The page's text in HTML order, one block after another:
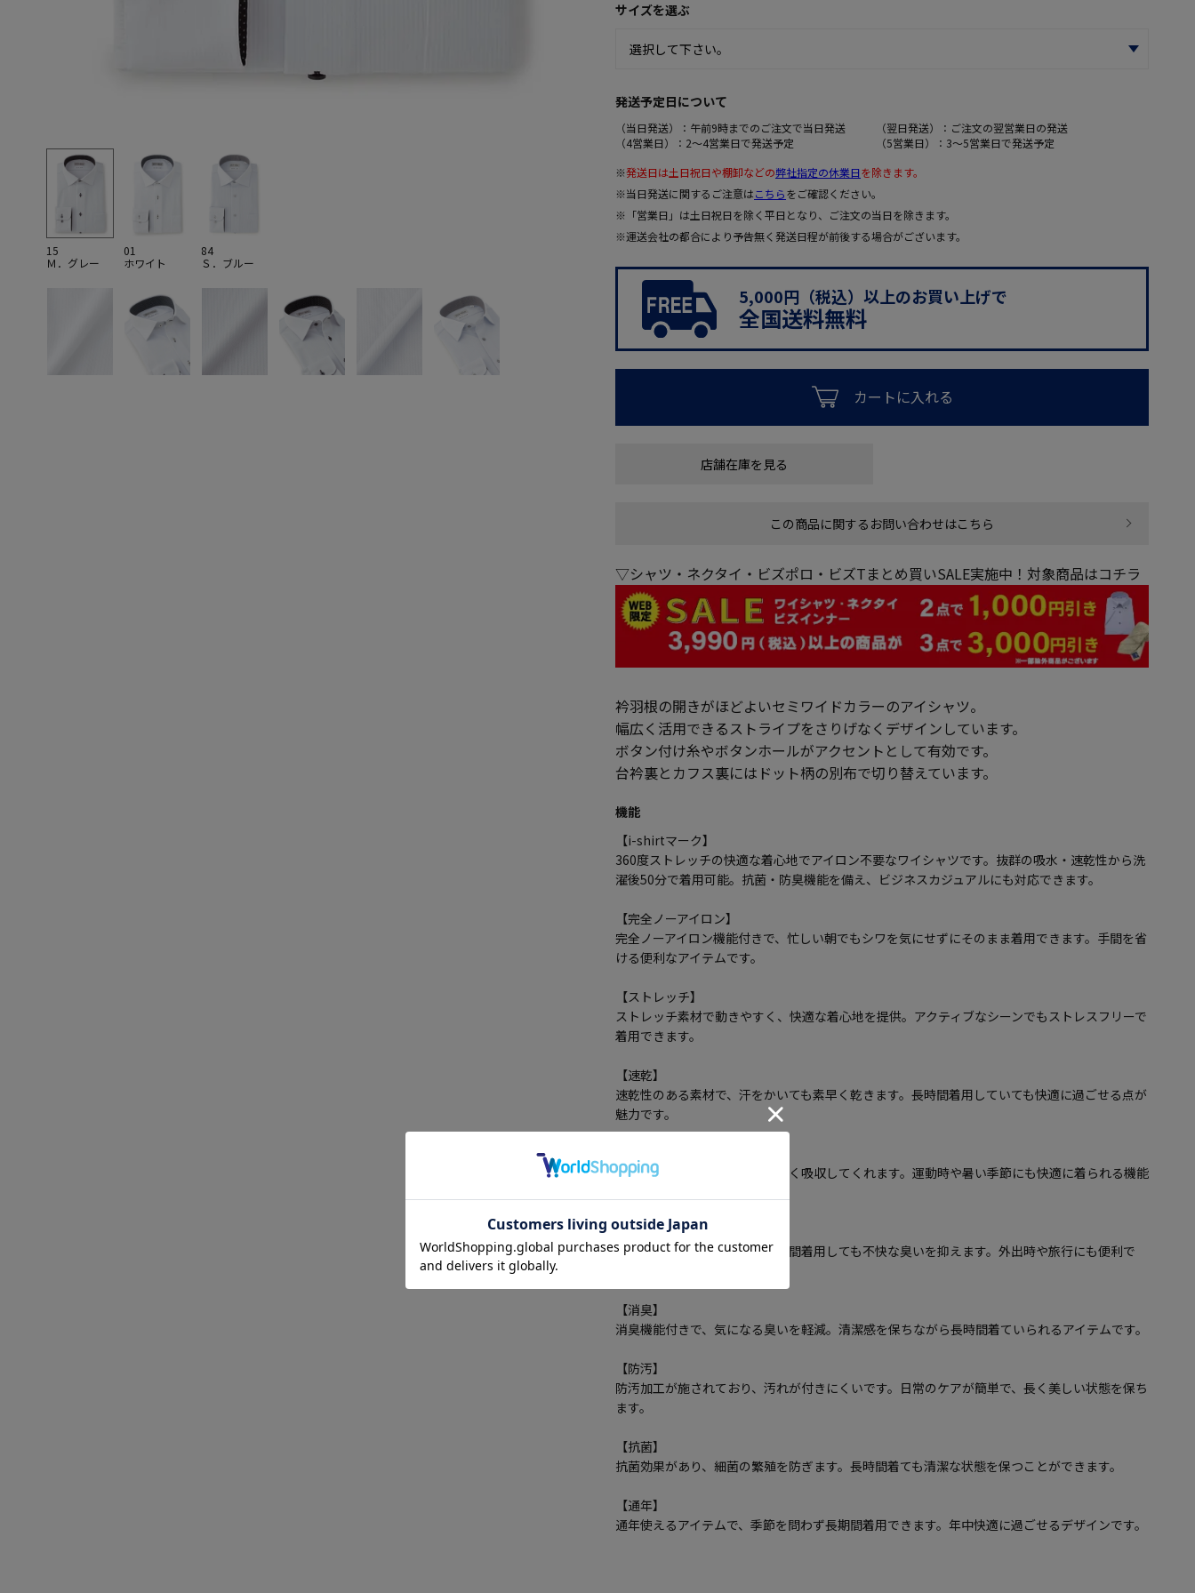
15
Ｍ．グレー
01
ホワイト
84
Ｓ．ブルー
サイズを選ぶ
発送予定日について
（当日発送）：午前9時までのご注文で当日発送
（翌日発送）：ご注文の翌営業日の発送
（4営業日）：2～4営業日で発送予定
（5営業日）：3～5営業日で発送予定
※発送日は土日祝日や棚卸などの弊社指定の休業日を除きます。
※当日発送に関するご注意はこちらをご確認ください。
※「営業日」は土日祝日を除く平日となり、ご注文の当日を除きます。
※運送会社の都合により予告無く発送日程が前後する場合がございます。
5,000円（税込）以上のお買い上げで
全国送料無料
カートに入れる
店舗在庫を見る
この商品に関するお問い合わせはこちら
▽シャツ・ネクタイ・ビズポロ・ビズTまとめ買いSALE実施中！対象商品はコチラ
衿羽根の開きがほどよいセミワイドカラーのアイシャツ。
幅広く活用できるストライプをさりげなくデザインしています。
ボタン付け糸やボタンホールがアクセントとして有効です。
台衿裏とカフス裏にはドット柄の別布で切り替えています。
機能
【i-shirtマーク】
360度ストレッチの快適な着心地でアイロン不要なワイシャツです。抜群の吸水・速乾性から洗
濯後50分で着用可能。抗菌・防臭機能を備え、ビジネスカジュアルにも対応できます。
【完全ノーアイロン】
完全ノーアイロン機能付きで、忙しい朝でもシワを気にせずにそのまま着用できます。手間を省
ける便利なアイテムです。
【ストレッチ】
ストレッチ素材で動きやすく、快適な着心地を提供。アクティブなシーンでもストレスフリーで
着用できます。
【速乾】
速乾性のある素材で、汗をかいても素早く乾きます。長時間着用していても快適に過ごせる点が
魅力です。
吸汗性に優れており、汗を素早く吸収してくれます。運動時や暑い季節にも快適に着られる機能
【防臭】
防臭加工が施されており、長時間着用しても不快な臭いを抑えます。外出時や旅行にも便利で
【消臭】
消臭機能付きで、気になる臭いを軽減。清潔感を保ちながら長時間着ていられるアイテムです。
【防汚】
防汚加工が施されており、汚れが付きにくいです。日常のケアが簡単で、長く美しい状態を保ち
ます。
【抗菌】
抗菌効果があり、細菌の繁殖を防ぎます。長時間着ても清潔な状態を保つことができます。
【通年】
通年使えるアイテムで、季節を問わず長期間着用できます。年中快適に過ごせるデザインです。